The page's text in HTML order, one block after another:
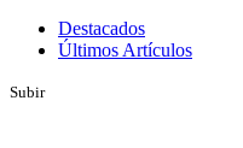
Destacados
Últimos Artículos
Subir